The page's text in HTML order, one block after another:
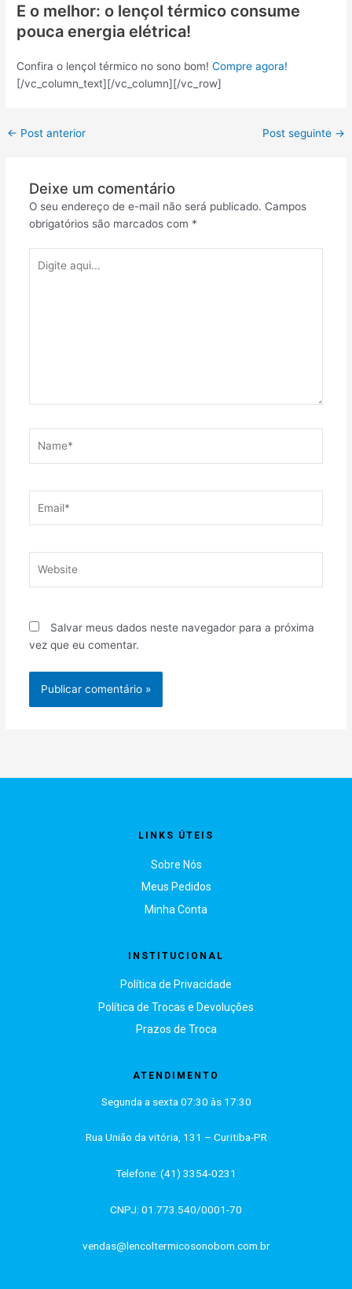
E o melhor: o lençol térmico consume
pouca energia elétrica!
Confira o lençol térmico no sono bom!Compre agora!
[/vc_column_text][/vc_column][/vc_row]
← Post anterior Post seguinte →
Deixe um comentário
O seu endereço de e-mail não será publicado. Campos
obrigatórios são marcados com *
aqui...
Salvar meus dados neste navegador para a próxima
vez que eu comentar.
LINKS ÚTEIS
Sobre Nós
Meus Pedidos
Minha Conta
INSTITUCIONAL
Política de Privacidade
Política de Trocas e Devoluções
Prazos de Troca
ATENDIMENTO
Segunda a sexta 07:30 às 17:30
Rua União da vitória, 131 – Curitiba-PR
Telefone: (41) 3354-0231
CNPJ: 01.773.540/0001-70
vendas@lencoltermicosonobom.com.br